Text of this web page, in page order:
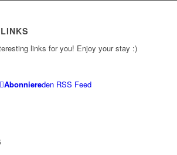
links for you! Enjoy your stay :)
Abonniereden RSS Feed